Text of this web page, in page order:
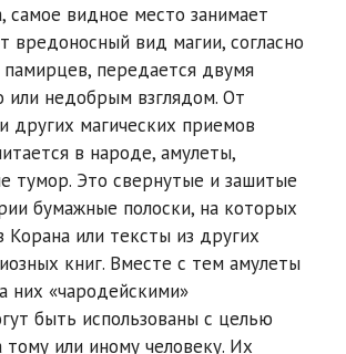
самое видное место занимает
вредоносный вид магии, согласно
передается двумя
или недобрым взглядом. От
других магических приемов
в народе, амулеты,
тумор. Это свернутые и зашитые
бумажные полоски, на которых
Корана или тексты из других
книг. Вместе с тем амулеты
них «чародейскими»
быть использованы с целью
тому или иному человеку. Их